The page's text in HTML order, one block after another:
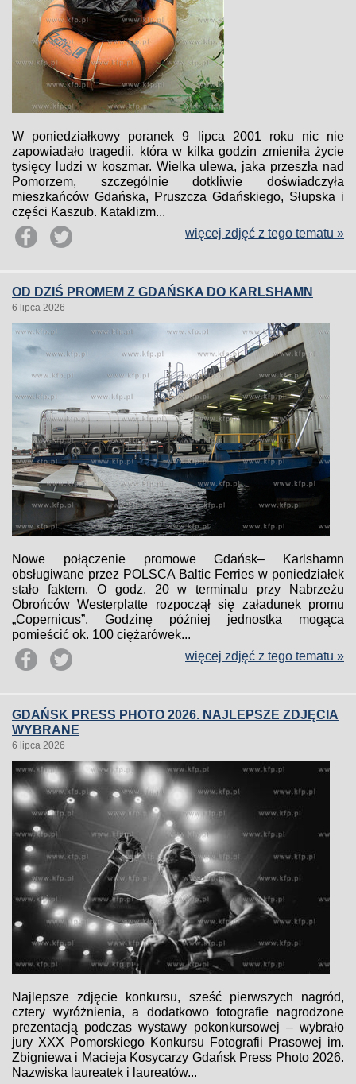
W poniedziałkowy poranek 9 lipca 2001 roku nic nie
zapowiadało tragedii, która w kilka godzin zmieniła życie
tysięcy ludzi w koszmar. Wielka ulewa, jaka przeszła nad
Pomorzem, szczególnie dotkliwie doświadczyła
mieszkańców Gdańska, Pruszcza Gdańskiego, Słupska i
części Kaszub. Kataklizm...
więcej zdjęć z tego tematu »
OD DZIŚ PROMEM Z GDAŃSKA DO KARLSHAMN
6 lipca 2026
Nowe połączenie promowe Gdańsk– Karlshamn
obsługiwane przez POLSCA Baltic Ferries w poniedziałek
stało faktem. O godz. 20 w terminalu przy Nabrzeżu
Obrońców Westerplatte rozpoczął się załadunek promu
„Copernicus”. Godzinę później jednostka mogąca
pomieścić ok. 100 ciężarówek...
więcej zdjęć z tego tematu »
GDAŃSK PRESS PHOTO 2026. NAJLEPSZE ZDJĘCIA
WYBRANE
6 lipca 2026
Najlepsze zdjęcie konkursu, sześć pierwszych nagród,
cztery wyróżnienia, a dodatkowo fotografie nagrodzone
prezentacją podczas wystawy pokonkursowej – wybrało
jury XXX Pomorskiego Konkursu Fotografii Prasowej im.
Zbigniewa i Macieja Kosycarzy Gdańsk Press Photo 2026.
Nazwiska laureatek i laureatów...